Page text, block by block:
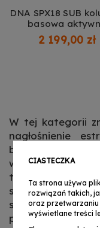
DNA SPX18 SUB
basowa
subwoofer DSP
2 199,00 zł
W tej kategorii
nagłośnienie
basowe, czyli
tradycyjnych
stanie oddać
słyszalnego.
przetwarzanie
CIASTECZKA
Ta strona używa
rozwiązań takich,
oraz przetwarzaniu
wyświetlane treści